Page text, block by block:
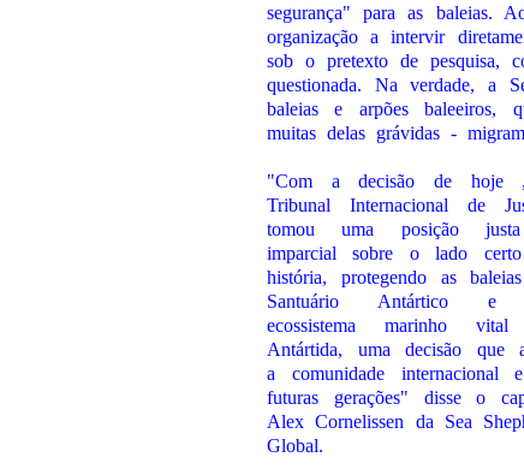
segurança" para as baleias.
organização a intervir
sob o pretexto de pesquisa,
questionada. Na verdade, a
baleias e arpões baleeiros,
muitas delas grávidas -
"Com a decisão de
Tribunal Internacional de
tomou uma posição
imparcial sobre o lado
história, protegendo as
Santuário Antártico e
ecossistema marinho
Antártida, uma decisão que
a comunidade internacional
futuras gerações" disse o
Alex Cornelissen da Sea
Global.